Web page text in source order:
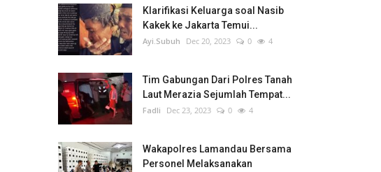
Klarifikasi Keluarga soal Nasib
Kakek ke Jakarta Temui...
Ayi.Subuh Dec 20, 2023 0 4
Tim Gabungan Dari Polres Tanah
Laut Merazia Sejumlah Tempat...
Fadli Dec 23, 2023 0 4
Wakapolres Lamandau Bersama
Personel Melaksanakan